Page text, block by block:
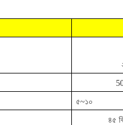
৫~১০
৪৫